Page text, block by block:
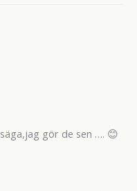
gör de sen …. 😊